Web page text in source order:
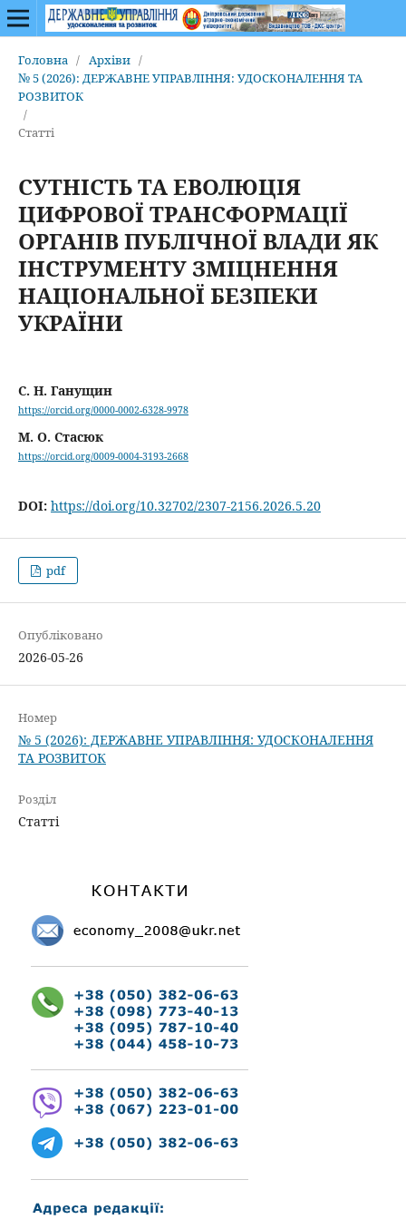
Головна / Архіви /
№ 5 (2026): ДЕРЖАВНЕ УПРАВЛІННЯ: УДОСКОНАЛЕННЯ ТА
РОЗВИТОК
/
Статті
СУТНІСТЬ ТА ЕВОЛЮЦІЯ
ЦИФРОВОЇ ТРАНСФОРМАЦІЇ
ОРГАНІВ ПУБЛІЧНОЇ ВЛАДИ ЯК
ІНСТРУМЕНТУ ЗМІЦНЕННЯ
НАЦІОНАЛЬНОЇ БЕЗПЕКИ
УКРАЇНИ
С. Н. Ганущин
https://orcid.org/0000-0002-6328-9978
М. О. Стасюк
https://orcid.org/0009-0004-3193-2668
DOI: https://doi.org/10.32702/2307-2156.2026.5.20
pdf
Опубліковано
2026-05-26
Номер
№ 5 (2026): ДЕРЖАВНЕ УПРАВЛІННЯ: УДОСКОНАЛЕННЯ
ТА РОЗВИТОК
Розділ
Статті